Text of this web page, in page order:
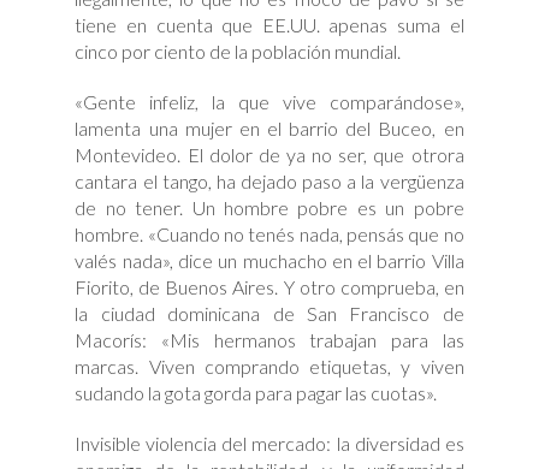
tiene en cuenta que EE.UU. apenas suma el
cinco por ciento de la población mundial.
«Gente infeliz, la que vive comparándose»,
lamenta una mujer en el barrio del Buceo, en
Montevideo. El dolor de ya no ser, que otrora
cantara el tango, ha dejado paso a la vergüenza
de no tener. Un hombre pobre es un pobre
hombre. «Cuando no tenés nada, pensás que no
valés nada», dice un muchacho en el barrio Villa
Fiorito, de Buenos Aires. Y otro comprueba, en
la ciudad dominicana de San Francisco de
Macorís: «Mis hermanos trabajan para las
marcas. Viven comprando etiquetas, y viven
sudando la gota gorda para pagar las cuotas».
Invisible violencia del mercado: la diversidad es